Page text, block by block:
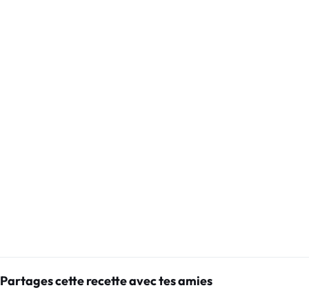
Partages cette recette avec tes amies